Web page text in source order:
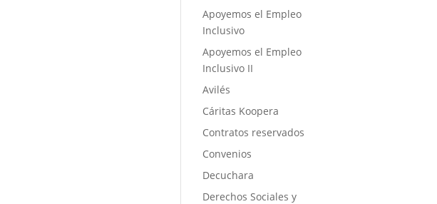
Apoyemos el Empleo
Inclusivo
Apoyemos el Empleo
Inclusivo II
Avilés
Cáritas Koopera
Contratos reservados
Convenios
Decuchara
Derechos Sociales y